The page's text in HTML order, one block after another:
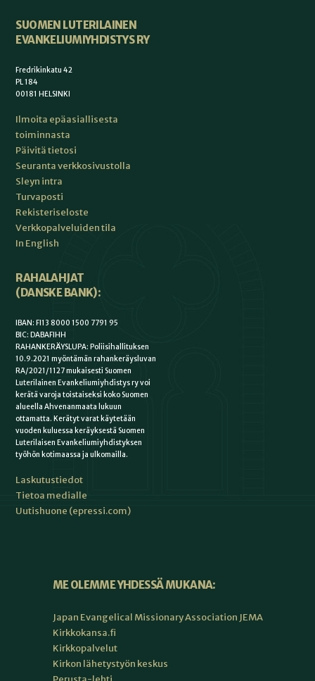
SUOMEN LUTERILAINEN
EVANKELIUMIYHDISTYS RY
Fredrikinkatu 42
PL 184
00181 HELSINKI
Ilmoita epäasiallisesta
toiminnasta
Päivitä tietosi
Seuranta verkkosivustolla
Sleyn intra
Turvaposti
Rekisteriseloste
Verkkopalveluiden tila
In English
RAHALAHJAT
(DANSKE BANK):
IBAN: FI13 8000 1500 7791 95
BIC: DABAFIHH
RAHANKERÄYSLUPA: Poliisihallituksen
10.9.2021 myöntämän rahankeräysluvan
RA/2021/1127 mukaisesti Suomen
Luterilainen Evankeliumiyhdistys ry voi
kerätä varoja toistaiseksi koko Suomen
alueella Ahvenanmaata lukuun
ottamatta. Kerätyt varat käytetään
vuoden kuluessa keräyksestä Suomen
Luterilaisen Evankeliumiyhdistyksen
työhön kotimaassa ja ulkomailla.
Laskutustiedot
Tietoa medialle
Uutishuone (epressi.com)
ME OLEMME YHDESSÄ MUKANA:
Japan Evangelical Missionary Association JEMA
Kirkkokansa.fi
Kirkkopalvelut
Kirkon lähetystyön keskus